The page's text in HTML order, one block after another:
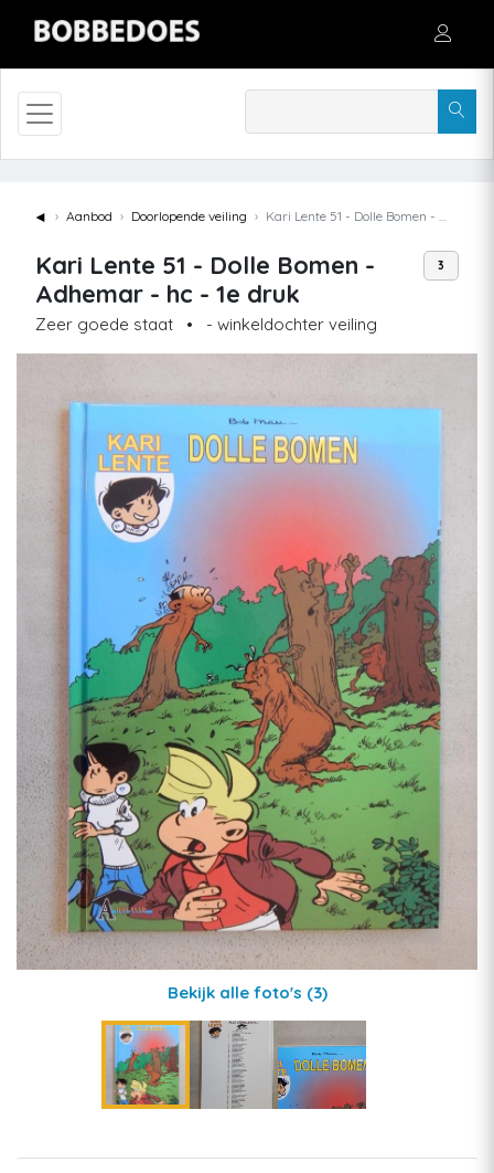
◄ Aanbod Doorlopende veiling Kari Lente 51 - Dolle Bomen - Adhemar - hc - 1e druk
Kari Lente 51 - Dolle Bomen -
Adhemar - hc - 1e druk
Zeer goede staat • - winkeldochter veiling
3
Bekijk alle foto's (3)